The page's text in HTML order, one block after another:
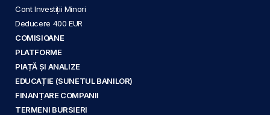
Cont Investiții Minori
Deducere 400 EUR
COMISIOANE
PLATFORME
PIAȚĂ ȘI ANALIZE
EDUCAȚIE (SUNETUL BANILOR)
FINANȚARE COMPANII
TERMENI BURSIERI